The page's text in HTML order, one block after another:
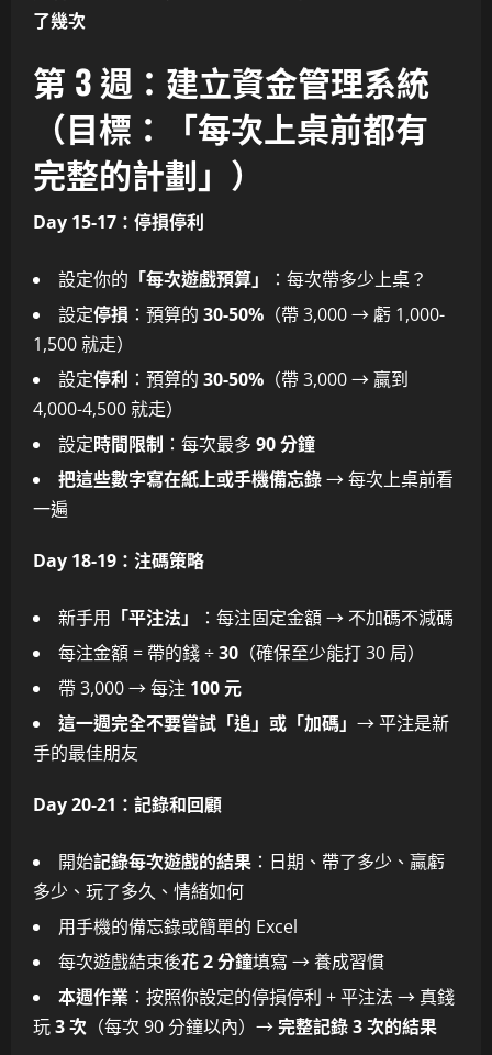
了幾次
第 3 週：建立資金管理系統
（目標：「每次上桌前都有
完整的計劃」）
Day 15-17：停損停利
設定你的 「每次遊戲預算」
：每次帶多少上桌？
設定停損 ：預算的 30-50% （帶 3,000 → 虧 1,000-
1,500 就走）
設定停利 ：預算的 30-50% （帶 3,000 → 贏到
4,000-4,500 就走）
設定時間限制 ：每次最多 90 分鐘
把這些數字寫在紙上或手機備忘錄→ 每次上桌前看
一遍
Day 18-19：注碼策略
新手用 「平注法」
：每注固定金額 → 不加碼不減碼
每注金額 = 帶的錢 ÷30 （確保至少能打 30 局）
帶 3,000 → 每注 100 元
這一週完全不要嘗試「追」或「加碼」 → 平注是新
手的最佳朋友
Day 20-21：記錄和回顧
開始記錄每次遊戲的結果 ：日期、帶了多少、贏虧
多少、玩了多久、情緒如何
用手機的備忘錄或簡單的 Excel
每次遊戲結束後花 2 分鐘填寫 → 養成習慣
本週作業 ：按照你設定的停損停利 + 平注法 → 真錢
玩3 次 （每次 90 分鐘以內）→完整記錄 3 次的結果